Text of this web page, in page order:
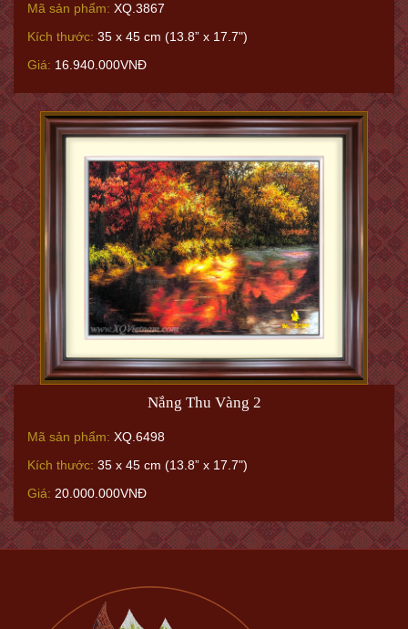
Mã sản phẩm: XQ.3867
Kích thước: 35 x 45 cm (13.8” x 17.7")
Giá: 16.940.000VNĐ
Nắng Thu Vàng 2
Mã sản phẩm: XQ.6498
Kích thước: 35 x 45 cm (13.8” x 17.7")
Giá: 20.000.000VNĐ